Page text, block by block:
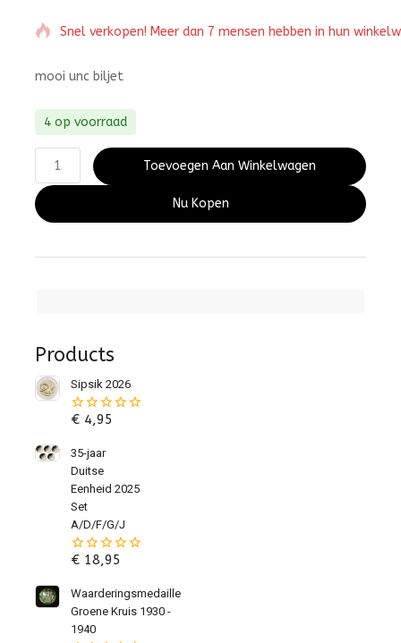
Products
Sipsik 2026
0
de
€4,95
35-jaar
Duitse
Eenheid 2025
Set
A/D/F/G/J
0
de
€18,95
Waarderingsmedaille
Groene Kruis 1930 -
1940
Snel verkopen! Meer dan 7 mensen hebben in hun
mooi unc biljet
4 op voorraad
Toevoegen Aan Winkelwagen
Nu Kopen